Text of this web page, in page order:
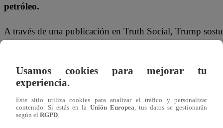
petróleo.
A través de una publicación en Truth Social, Trump
dólares por barril y consideró que los actuales precios
Usamos cookies para mejorar tu
experiencia.
Este sitio utiliza cookies para analizar el tráfico y personalizar
contenido. Si estás en la Unión Europea , tus datos se gestionarán
según el RGPD